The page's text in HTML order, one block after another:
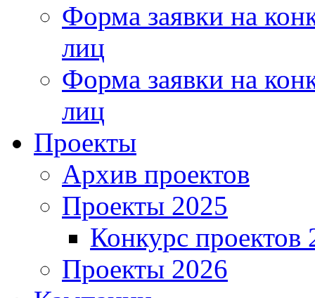
Форма заявки на
лиц
Форма заявки на
лиц
Проекты
Архив проектов
Проекты 2025
Конкурс проектов
Проекты 2026